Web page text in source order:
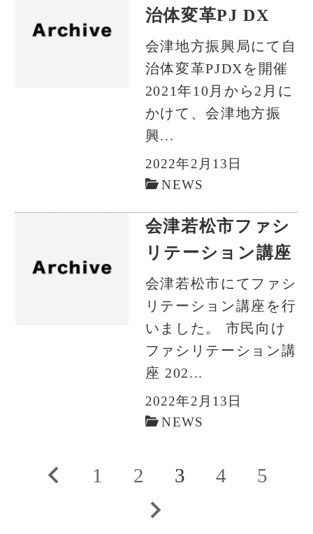
治体変革PJ DX
会津地方振興局にて自
治体変革PJDXを開催
2021年10月から2月に
かけて、会津地方振
興...
2022年2月13日
NEWS
会津若松市ファシ
リテーション講座
会津若松市にてファシ
リテーション講座を行
いました。 市民向け
ファシリテーション講
座 202...
2022年2月13日
NEWS
前1 2 3 4
5
次